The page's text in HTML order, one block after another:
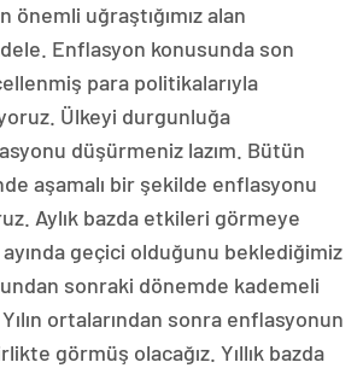
önemli uğraştığımız alan
Enflasyon konusunda son
para politikalarıyla
Ülkeyi durgunluğa
düşürmeniz lazım. Bütün
aşamalı bir şekilde enflasyonu
Aylık bazda etkileri görmeye
ayında geçici olduğunu beklediğimiz
sonraki dönemde kademeli
ortalarından sonra enflasyonun
görmüş olacağız. Yıllık bazda